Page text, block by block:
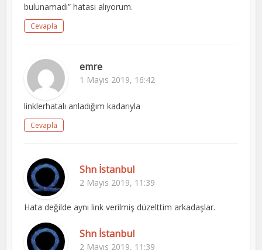
bulunamadı” hatası alıyorum.
Cevapla
emre
1 Mayıs 2019, 16:42
linklerhatalı anladığım kadarıyla
Cevapla
Shn İstanbul
2 Mayıs 2019, 11:39
Hata değilde aynı link verilmiş düzelttim arkadaşlar.
Shn İstanbul
2 Mayıs 2019, 11:39